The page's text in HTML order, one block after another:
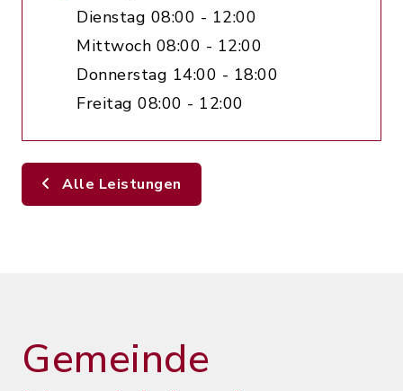
Dienstag 08:00 - 12:00
Mittwoch 08:00 - 12:00
Donnerstag 14:00 - 18:00
Freitag 08:00 - 12:00
Alle Leistungen
Gemeinde